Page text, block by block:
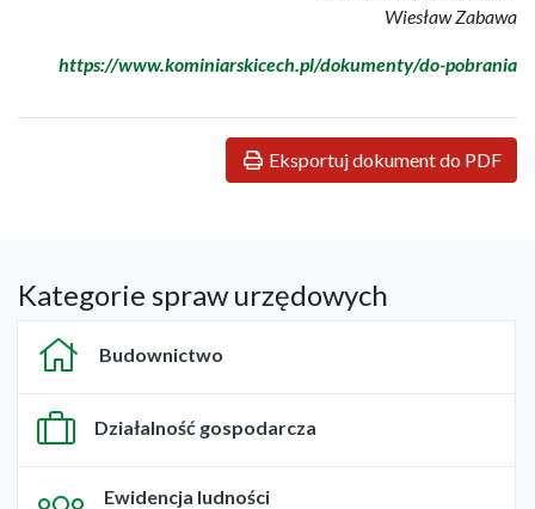
Wiesław Zabawa
https://www.kominiarskicech.pl/dokumenty/do-pobrania
Eksportuj dokument do PDF
Kategorie spraw urzędowych
Budownictwo
Działalność gospodarcza
Ewidencja ludności